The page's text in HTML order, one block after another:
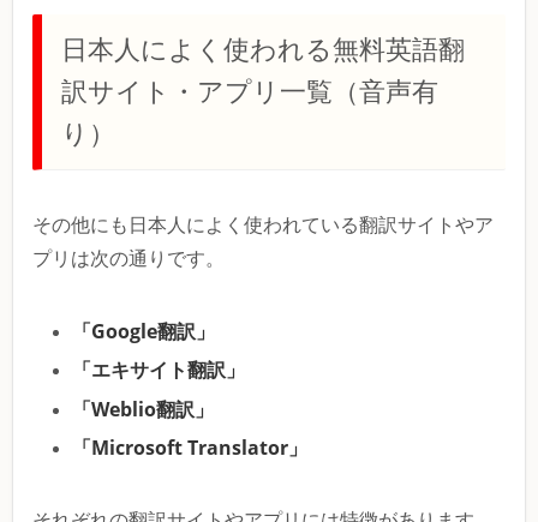
日本人によく使われる無料英語翻
訳サイト・アプリ一覧（音声有
り）
その他にも日本人によく使われている翻訳サイトやア
プリは次の通りです。
「Google翻訳」
「エキサイト翻訳」
「Weblio翻訳」
「Microsoft Translator」